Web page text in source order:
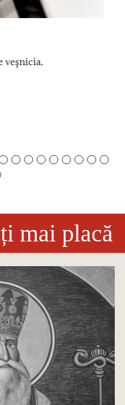
veşnicia.
mai placă